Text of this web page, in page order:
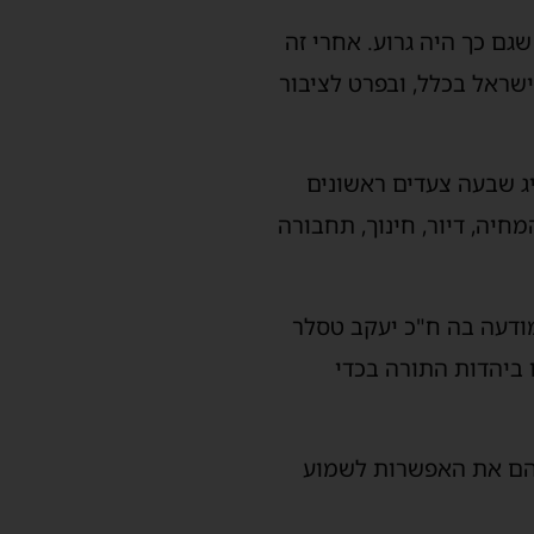
כך היה גרוע. אחרי זה
בכלל, ובפרט לציבור
שבעה צעדים ראשונים
דיור, חינוך, תחבורה
בה ח"כ יעקב טסלר
התורה בכדי
את האפשרות לשמוע